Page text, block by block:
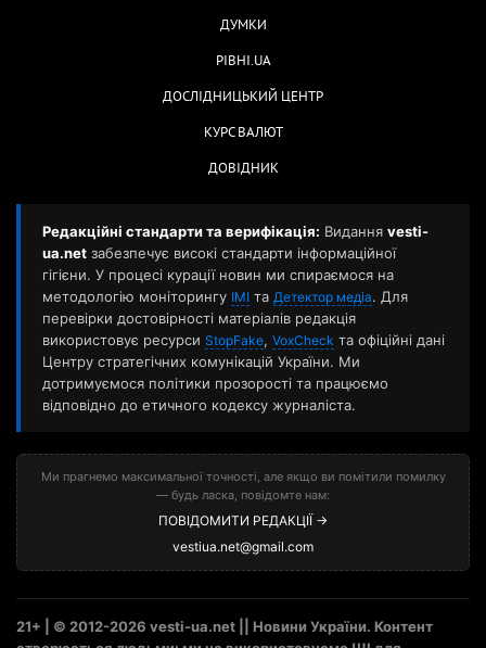
ДУМКИ
РІВНІ.UA
ДОСЛІДНИЦЬКИЙ ЦЕНТР
КУРС ВАЛЮТ
ДОВІДНИК
Редакційні стандарти та верифікація: Видання vesti-
ua.net забезпечує високі стандарти інформаційної
гігієни. У процесі курації новин ми спираємося на
методологію моніторингу ІМІ та Детектор медіа. Для
перевірки достовірності матеріалів редакція
використовує ресурси StopFake, VoxCheck та офіційні дані
Центру стратегічних комунікацій України. Ми
дотримуємося політики прозорості та працюємо
відповідно до етичного кодексу журналіста.
Ми прагнемо максимальної точності, але якщо ви помітили помилку
— будь ласка, повідомте нам:
ПОВІДОМИТИ РЕДАКЦІЇ →
vestiua.net@gmail.com
21+ | © 2012-2026 vesti-ua.net || Новини України. Контент